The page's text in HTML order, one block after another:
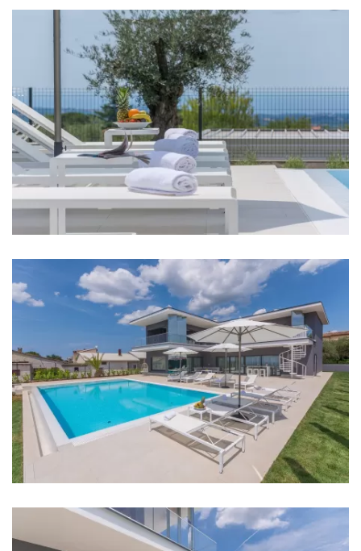
Schlafzimmer 5: Doppelbett: 1
Klimaanlage in jedem Zimmer
TV in jedem Zimmer
Kinderbett
Badezimmer
Badezimmer 1: En suite, Waschbecken, Toilette,
Dusche
Badezimmer 2: En suite, Waschbecken, Toilette,
Dusche
Badezimmer 3: En suite, Waschbecken, Toilette,
Dusche
Badezimmer 4: En suite, Waschbecken, Toilette,
Dusche, Badewanne